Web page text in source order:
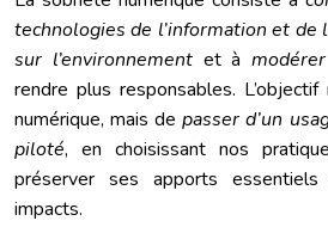
technologies de l’information et de
sur l’environnementet à
rendre plus responsables.
numérique, mais depasser d’un
piloté, en choisissant nos
préserver ses apports
impacts.